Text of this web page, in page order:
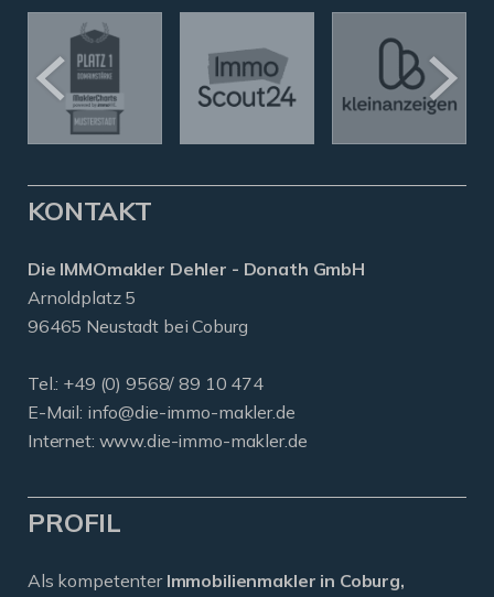
KONTAKT
Die IMMOmakler Dehler - Donath GmbH
Arnoldplatz 5
96465 Neustadt bei Coburg
Tel.: +49 (0) 9568/ 89 10 474
E-Mail: info@die-immo-makler.de
Internet: www.die-immo-makler.de
PROFIL
Als kompetenter Immobilienmakler in Coburg,